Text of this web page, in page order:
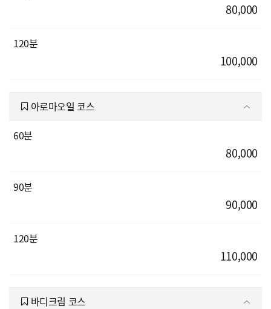
80,000
120분
100,000
아로마오일 코스
60분
80,000
90분
90,000
120분
110,000
바디크림 코스